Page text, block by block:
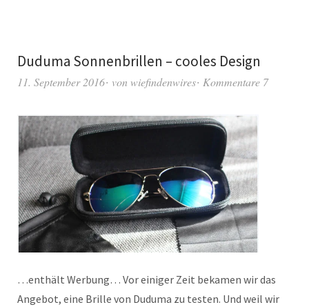
Duduma Sonnenbrillen – cooles Design
11. September 2016 von wiefindenwires Kommentare 7
…enthält Werbung… Vor einiger Zeit bekamen wir das
Angebot, eine Brille von Duduma zu testen. Und weil wir